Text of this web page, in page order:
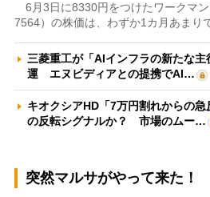
6月3日に8330円をつけたワークマン
7564）の株価は、わずか1カ月あまり
三菱重工が「AIインフラの新たな
運 エヌビディアとの提携でAI…
キオクシアHD「7万円割れからの
の反転シグナルか？ 市場のムー…
突然マルサがやって来た！